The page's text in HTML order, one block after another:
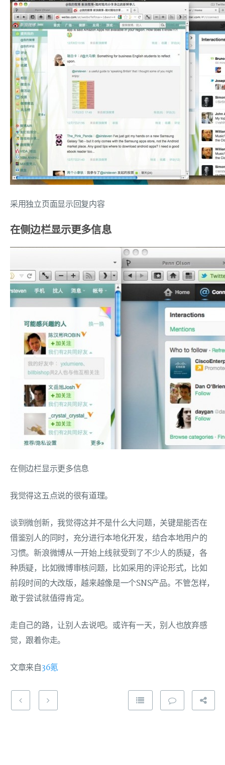
采用独立页面显示回复内容
在侧边栏显示更多信息
在侧边栏显示更多信息
我觉得这五点说的很有道理。
谈到微创新，我觉得这并不是什么大问题，关键是能否在
借鉴别人的同时，充分进行本地化开发，结合本地用户的
习惯。新浪微博从一开始上线就受到了不少人的质疑，各
种质疑，比如微博审核问题，比如采用的评论形式，比如
前段时间的大改版，越来越像是一个SNS产品。不管怎样，
敢于尝试就值得肯定。
走自己的路，让别人去说吧。或许有一天，别人也放弃感
觉，跟着你走。
文章来自36氪